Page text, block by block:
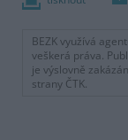
BEZK využívá
veškerá práva.
je výslovně
strany ČTK.